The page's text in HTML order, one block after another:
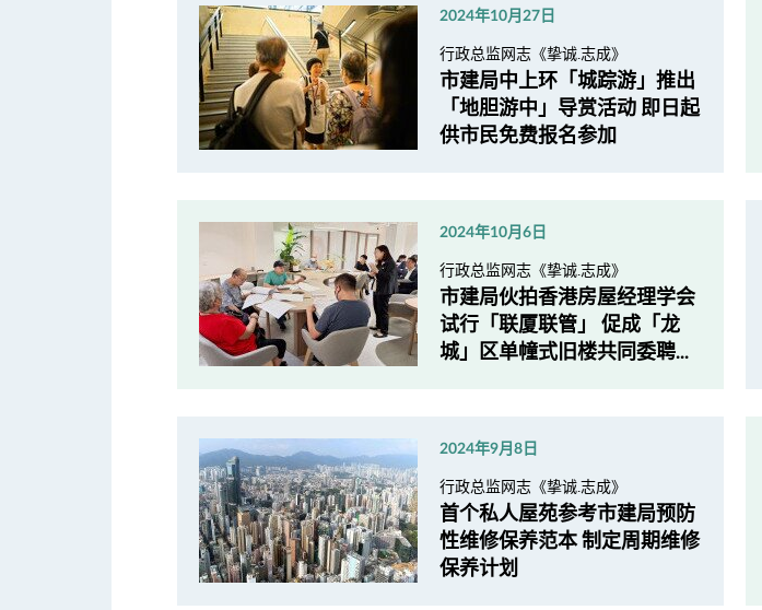
2024年10月27日
行政总监网志《挚诚.志成》
市建局中上环「城踪游」推出
「地胆游中」导赏活动 即日起
供市民免费报名参加
2024年10月6日
行政总监网志《挚诚.志成》
市建局伙拍香港房屋经理学会
试行「联厦联管」 促成「龙
城」区单幢式旧楼共同委聘...
2024年9月8日
行政总监网志《挚诚.志成》
首个私人屋苑参考市建局预防
性维修保养范本 制定周期维修
保养计划